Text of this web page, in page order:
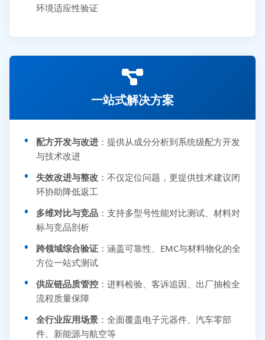
环境适应性验证
一站式解决方案
配方开发与改进 ：提供从成分分析到系统级配方开发
与技术改进
失效改进与整改 ：不仅定位问题，更提供技术建议闭
环协助降低返工
多维对比与竞品 ：支持多型号性能对比测试、材料对
标与竞品剖析
跨领域综合验证 ：涵盖可靠性、EMC与材料物化的全
方位一站式测试
供应链品质管控 ：进料检验、客诉追因、出厂抽检全
流程质量保障
全行业应用场景 ：全面覆盖电子元器件、汽车零部
件、新能源与航空等